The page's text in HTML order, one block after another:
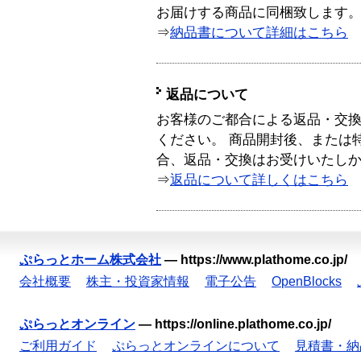
お届けする商品に同梱致します。
⇒納品書について詳細はこちら
返品について
お客様のご都合による返品・交
ください。 商品開封後、または
合、返品・交換はお受けいたし
⇒返品について詳しくはこちら
ぷらっとホーム株式会社 — https://www.plathome.co.jp/
会社概要
株主・投資家情報 電子公告 OpenBlocks
ぷらっとオンライン — https://online.plathome.co.jp/
ご利用ガイド
ぷらっとオンラインについて
見積書・